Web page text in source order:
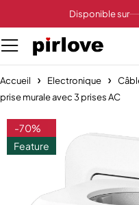
Disponible sur
Accueil Electronique
prise murale avec 3 prises AC
-70%
Feature